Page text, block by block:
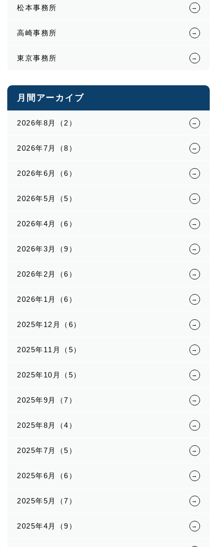
松本事務所
高崎事務所
東京事務所
月間アーカイブ
2026年8月（2）
2026年7月（8）
2026年6月（6）
2026年5月（5）
2026年4月（6）
2026年3月（9）
2026年2月（6）
2026年1月（6）
2025年12月（6）
2025年11月（5）
2025年10月（5）
2025年9月（7）
2025年8月（4）
2025年7月（5）
2025年6月（6）
2025年5月（7）
2025年4月（9）